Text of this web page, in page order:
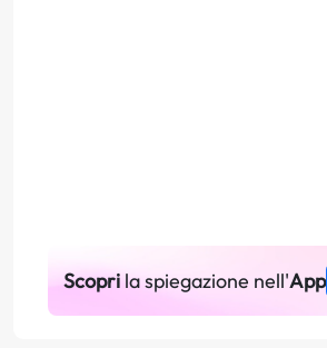
Scoprila spiegazione nell'App